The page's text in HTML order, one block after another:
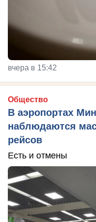
вчера в 15:42
Общество
В аэропортах
наблюдаются
рейсов
Есть и отмены